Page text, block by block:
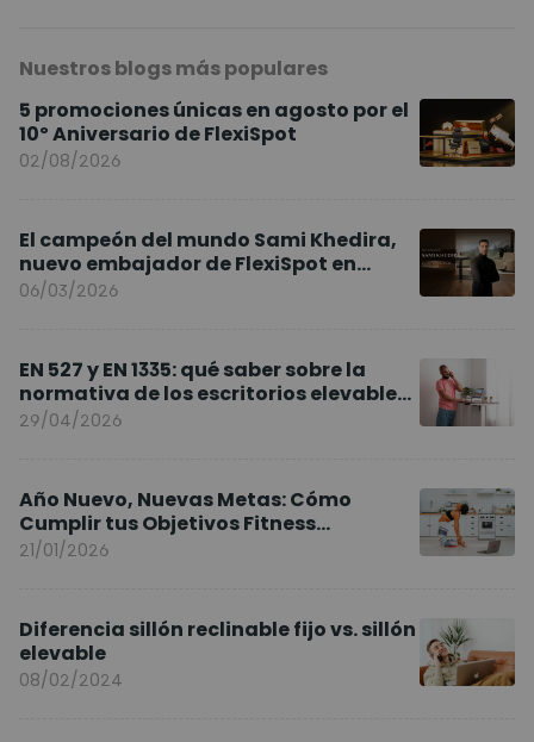
Nuestros blogs más populares
5 promociones únicas en agosto por el
10º Aniversario de FlexiSpot
02/08/2026
El campeón del mundo Sami Khedira,
nuevo embajador de FlexiSpot en
Europa
06/03/2026
EN 527 y EN 1335: qué saber sobre la
normativa de los escritorios elevables
y sillas ergonómicas
29/04/2026
Año Nuevo, Nuevas Metas: Cómo
Cumplir tus Objetivos Fitness
Entrenando en Casa
21/01/2026
Diferencia sillón reclinable fijo vs. sillón
elevable
08/02/2024